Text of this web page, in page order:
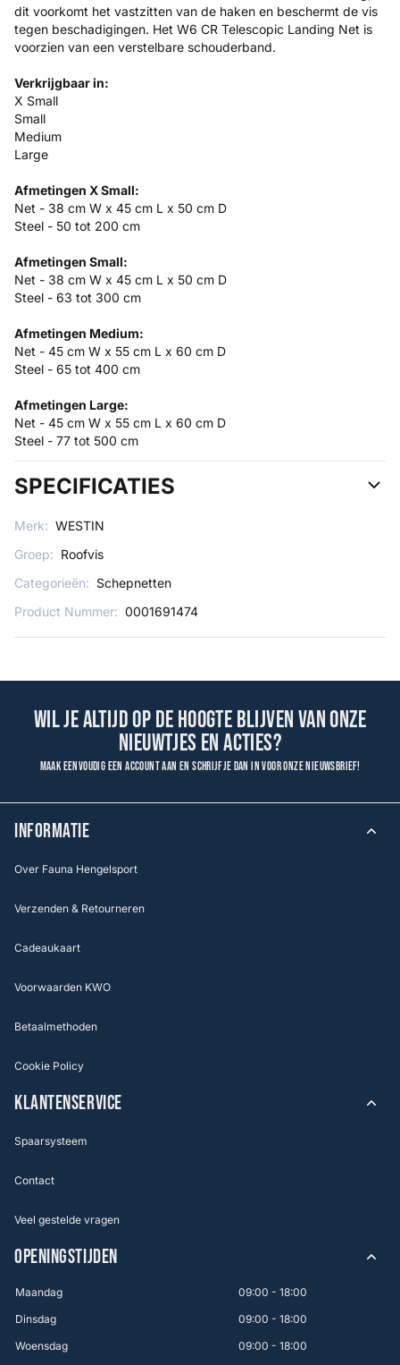
dit voorkomt het vastzitten van de haken en beschermt de vis
tegen beschadigingen. Het W6 CR Telescopic Landing Net is
voorzien van een verstelbare schouderband.
Verkrijgbaar in:
X Small
Small
Medium
Large
Afmetingen X Small:
Net - 38 cm W x 45 cm L x 50 cm D
Steel - 50 tot 200 cm
Afmetingen Small:
Net - 38 cm W x 45 cm L x 50 cm D
Steel - 63 tot 300 cm
Afmetingen Medium:
Net - 45 cm W x 55 cm L x 60 cm D
Steel - 65 tot 400 cm
Afmetingen Large:
Net - 45 cm W x 55 cm L x 60 cm D
Steel - 77 tot 500 cm
SPECIFICATIES
Merk: WESTIN
Groep: Roofvis
Categorieën: Schepnetten
Product Nummer: 0001691474
Wil je altijd op de hoogte blijven van onze
nieuwtjes en acties?
Maak eenvoudig een account aan en schrijf je dan in voor onze nieuwsbrief!
INFORMATIE
Over Fauna Hengelsport
Verzenden & Retourneren
Cadeaukaart
Voorwaarden KWO
Betaalmethoden
Cookie Policy
KLANTENSERVICE
Spaarsysteem
Contact
Veel gestelde vragen
OPENINGSTIJDEN
Maandag
09:00 - 18:00
Dinsdag
09:00 - 18:00
Woensdag
09:00 - 18:00